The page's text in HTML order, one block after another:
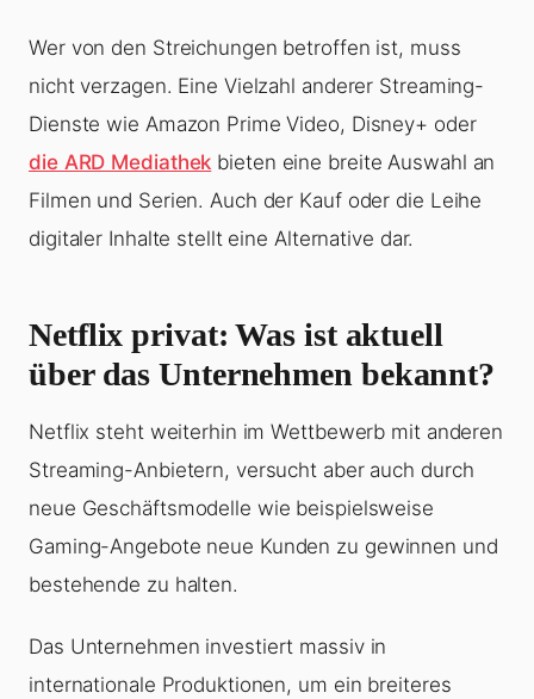
Wer von den Streichungen betroffen ist, muss
nicht verzagen. Eine Vielzahl anderer Streaming-
Dienste wie Amazon Prime Video, Disney+ oder
die ARD Mediathek bieten eine breite Auswahl an
Filmen und Serien. Auch der Kauf oder die Leihe
digitaler Inhalte stellt eine Alternative dar.
Netflix privat: Was ist aktuell
über das Unternehmen bekannt?
Netflix steht weiterhin im Wettbewerb mit anderen
Streaming-Anbietern, versucht aber auch durch
neue Geschäftsmodelle wie beispielsweise
Gaming-Angebote neue Kunden zu gewinnen und
bestehende zu halten.
Das Unternehmen investiert massiv in
internationale Produktionen, um ein breiteres